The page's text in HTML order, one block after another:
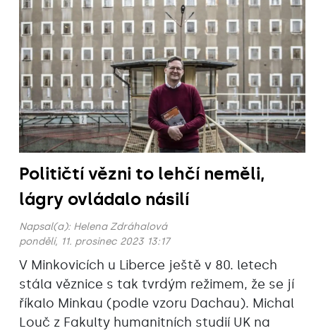
Političtí vězni to lehčí neměli,
lágry ovládalo násilí
Napsal(a): Helena Zdráhalová
pondělí, 11. prosinec 2023 13:17
V Minkovicích u Liberce ještě v 80. letech
stála věznice s tak tvrdým režimem, že se jí
říkalo Minkau (podle vzoru Dachau). Michal
Louč z Fakulty humanitních studií UK na